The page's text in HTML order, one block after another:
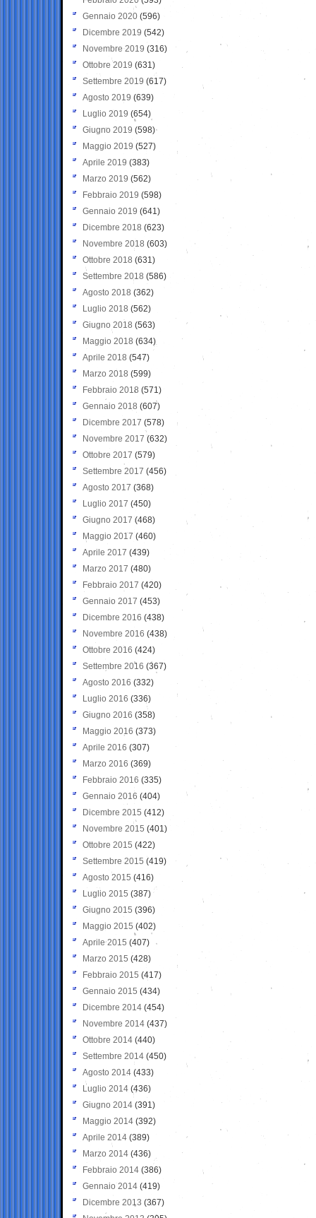
Gennaio 2020 (596)
Dicembre 2019 (542)
Novembre 2019 (316)
Ottobre 2019 (631)
Settembre 2019 (617)
Agosto 2019 (639)
Luglio 2019 (654)
Giugno 2019 (598)
Maggio 2019 (527)
Aprile 2019 (383)
Marzo 2019 (562)
Febbraio 2019 (598)
Gennaio 2019 (641)
Dicembre 2018 (623)
Novembre 2018 (603)
Ottobre 2018 (631)
Settembre 2018 (586)
Agosto 2018 (362)
Luglio 2018 (562)
Giugno 2018 (563)
Maggio 2018 (634)
Aprile 2018 (547)
Marzo 2018 (599)
Febbraio 2018 (571)
Gennaio 2018 (607)
Dicembre 2017 (578)
Novembre 2017 (632)
Ottobre 2017 (579)
Settembre 2017 (456)
Agosto 2017 (368)
Luglio 2017 (450)
Giugno 2017 (468)
Maggio 2017 (460)
Aprile 2017 (439)
Marzo 2017 (480)
Febbraio 2017 (420)
Gennaio 2017 (453)
Dicembre 2016 (438)
Novembre 2016 (438)
Ottobre 2016 (424)
Settembre 2016 (367)
Agosto 2016 (332)
Luglio 2016 (336)
Giugno 2016 (358)
Maggio 2016 (373)
Aprile 2016 (307)
Marzo 2016 (369)
Febbraio 2016 (335)
Gennaio 2016 (404)
Dicembre 2015 (412)
Novembre 2015 (401)
Ottobre 2015 (422)
Settembre 2015 (419)
Agosto 2015 (416)
Luglio 2015 (387)
Giugno 2015 (396)
Maggio 2015 (402)
Aprile 2015 (407)
Marzo 2015 (428)
Febbraio 2015 (417)
Gennaio 2015 (434)
Dicembre 2014 (454)
Novembre 2014 (437)
Ottobre 2014 (440)
Settembre 2014 (450)
Agosto 2014 (433)
Luglio 2014 (436)
Giugno 2014 (391)
Maggio 2014 (392)
Aprile 2014 (389)
Marzo 2014 (436)
Febbraio 2014 (386)
Gennaio 2014 (419)
Dicembre 2013 (367)